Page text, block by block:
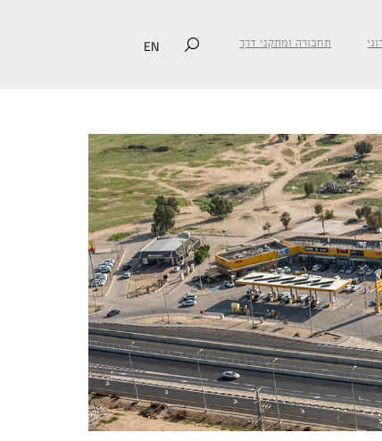
תחבורה ומתקני דרך EN